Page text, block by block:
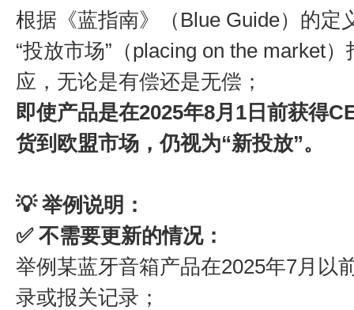
根据《蓝指南》（Blue Guide）的定
“投放市场”（placing on the market
应，无论是有偿还是无偿；
即使产品是在2025年8月1日前获得
货到欧盟市场，仍视为“新投放”。
💡 举例说明：
✅ 不需要更新的情况：
举例某蓝牙音箱产品在2025年7月以
录或报关记录；